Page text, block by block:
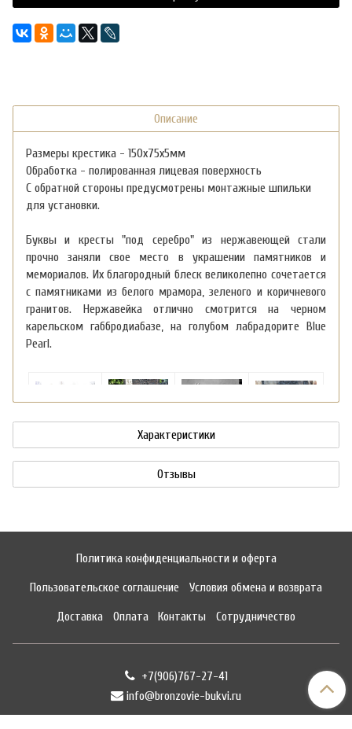
Описание
Размеры крестика - 150х75х5мм
Обработка - полированная лицевая поверхность
С обратной стороны предусмотрены монтажные шпильки
для установки.
Буквы и кресты "под серебро" из нержавеющей стали
прочно заняли свое место в украшении памятников и
мемориалов. Их благородный блеск великолепно сочетается
с памятниками из белого мрамора, зеленого и коричневого
гранитов. Нержавейка отлично смотрится на черном
карельском габбродиабазе, на голубом лабрадорите Blue
Pearl.
Характеристики
Отзывы
Политика конфиденциальности и оферта
Пользовательское соглашение Условия обмена и возврата
Доставка Оплата Контакты Сотрудничество
+7(906)767-27-41
info@bronzovie-bukvi.ru